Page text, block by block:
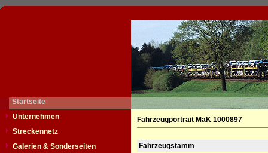
Startseite
Unternehmen
Streckennetz
Galerien & Sonderseiten
Fahrzeugportrait MaK 1000897
Fahrzeugstamm